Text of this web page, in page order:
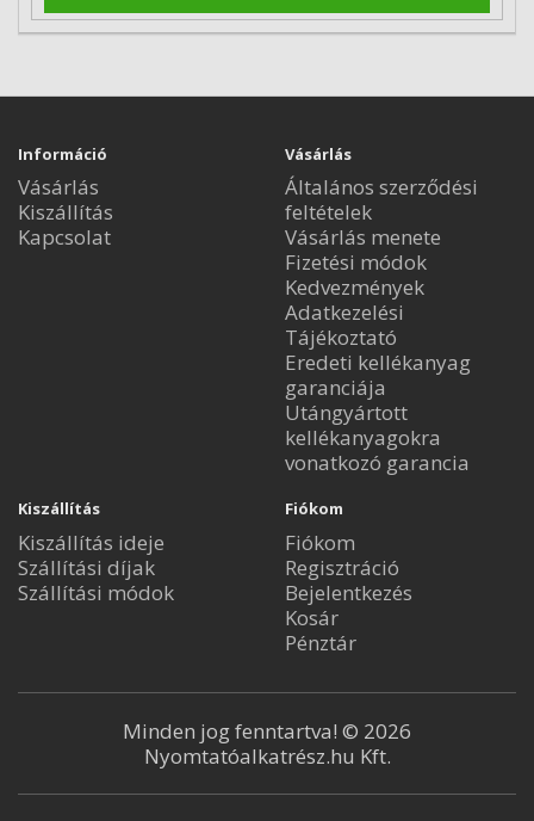
Információ
Vásárlás
Kiszállítás
Kapcsolat
Vásárlás
Általános szerződési
feltételek
Vásárlás menete
Fizetési módok
Kedvezmények
Adatkezelési
Tájékoztató
Eredeti kellékanyag
garanciája
Utángyártott
kellékanyagokra
vonatkozó garancia
Kiszállítás
Kiszállítás ideje
Szállítási díjak
Szállítási módok
Fiókom
Fiókom
Regisztráció
Bejelentkezés
Kosár
Pénztár
Minden jog fenntartva! © 2026
Nyomtatóalkatrész.hu Kft.